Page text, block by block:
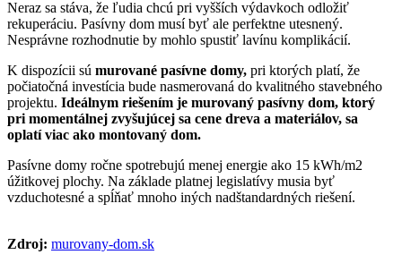
Neraz sa stáva, že ľudia chcú pri vyšších výdavkoch odložiť
rekuperáciu. Pasívny dom musí byť ale perfektne utesnený.
Nesprávne rozhodnutie by mohlo spustiť lavínu komplikácií.
K dispozícii sú murované pasívne domy, pri ktorých platí, že
počiatočná investícia bude nasmerovaná do kvalitného stavebného
projektu. Ideálnym riešením je murovaný pasívny dom, ktorý
pri momentálnej zvyšujúcej sa cene dreva a materiálov, sa
oplatí viac ako montovaný dom.
Pasívne domy ročne spotrebujú menej energie ako 15 kWh/m2
úžitkovej plochy. Na základe platnej legislatívy musia byť
vzduchotesné a spĺňať mnoho iných nadštandardných riešení.
Zdroj: murovany-dom.sk